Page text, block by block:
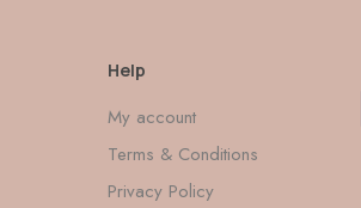
Help
My account
Terms & Conditions
Privacy Policy